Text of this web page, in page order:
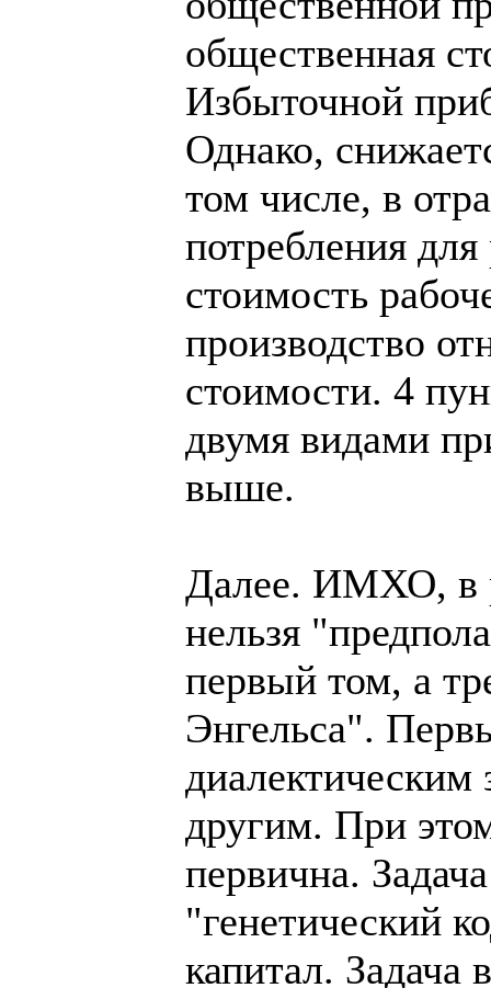
общественная
Избыточной
Однако,
том числе, в
потребления
стоимость
производство
стоимости. 4
двумя видами
выше.
Далее. ИМХО, в
нельзя
первый том, а
Энгельса".
диалектическим
другим. При
первична.
"генетический
капитал. Задача